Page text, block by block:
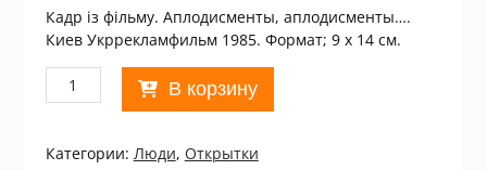
Кадр із фільму. Аплодисменты, аплодисменты….
Киев Укррекламфильм 1985. Формат; 9 х 14 см.
Количество
товара
із
В корзину
Категории: Люди, Открытки